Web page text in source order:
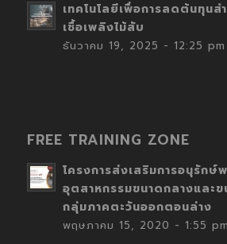
เทคโนโลยีเพื่อการลดต้นทุนส
เชื้อเพลิงไม้สับ
ธันวาคม 19, 2025 - 12:25 pm
FREE TRAINING ZONE
โครงการส่งเสริมการอนุรักษ์
อุตสาหกรรมขนาดกลางและข
กลุ่มภาคตะวันออกตอนล่าง
พฤษภาคม 15, 2020 - 1:55 pm